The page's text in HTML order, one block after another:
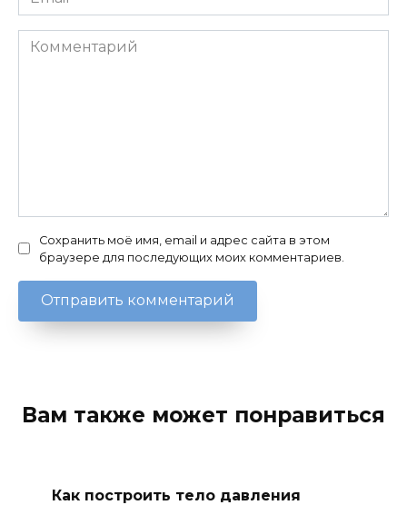
*
Комментарий
Сохранить моё имя, email и адрес сайта в этом
браузере для последующих моих комментариев.
Вам также может понравиться
Как построить тело давления